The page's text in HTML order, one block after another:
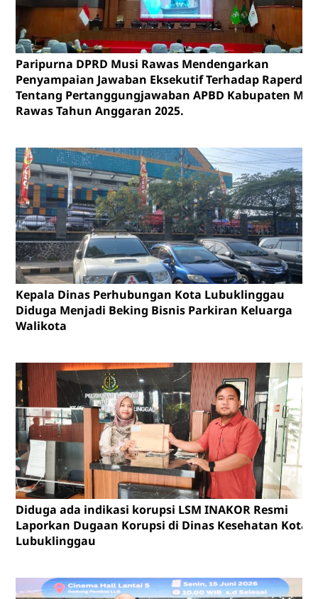
Paripurna DPRD Musi Rawas Mendengarkan
Penyampaian Jawaban Eksekutif Terhadap Raperda
Tentang Pertanggungjawaban APBD Kabupaten
Rawas Tahun Anggaran 2025.
Kepala Dinas Perhubungan Kota Lubuklinggau
Diduga Menjadi Beking Bisnis Parkiran Keluarga
Walikota
Diduga ada indikasi korupsi LSM INAKOR Resmi
Laporkan Dugaan Korupsi di Dinas Kesehatan Kota
Lubuklinggau